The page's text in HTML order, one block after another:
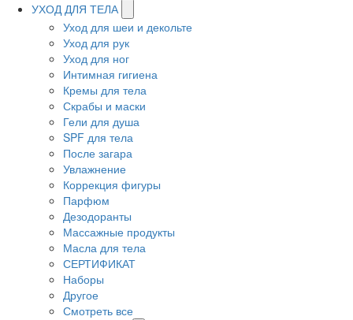
УХОД ДЛЯ ТЕЛА
Уход для шеи и декольте
Уход для рук
Уход для ног
Интимная гигиена
Кремы для тела
Скрабы и маски
Гели для душа
SPF для тела
После загара
Увлажнение
Коррекция фигуры
Парфюм
Дезодоранты
Массажные продукты
Масла для тела
СЕРТИФИКАТ
Наборы
Другое
Смотреть все